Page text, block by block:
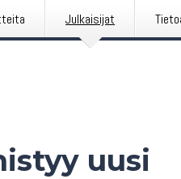
Julkaisijat
uusi